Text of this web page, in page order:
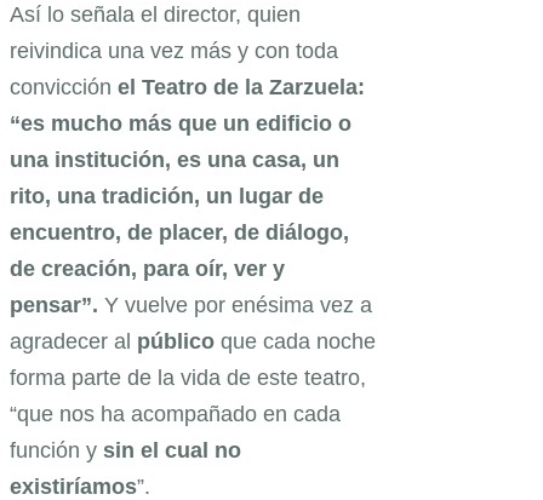
Así lo señala el director, quien
reivindica una vez más y con toda
convicción el Teatro de la Zarzuela:
“es mucho más que un edificio o
una institución, es una casa, un
rito, una tradición, un lugar de
encuentro, de placer, de diálogo,
de creación, para oír, ver y
pensar”. Y vuelve por enésima vez a
agradecer al público que cada noche
forma parte de la vida de este teatro,
“que nos ha acompañado en cada
función y sin el cual no
existiríamos”.